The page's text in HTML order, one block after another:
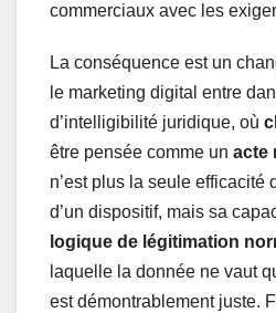
commerciaux avec les
La conséquence est un
le marketing digital entre
d’intelligibilité juridique, où
être pensée comme un acte
n’est plus la seule efficacité
d’un dispositif, mais sa
logique de légitimation
laquelle la donnée ne vaut
est démontrablement juste.